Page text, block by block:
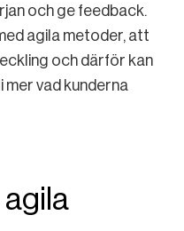
och ge feedback.
agila metoder, att
och därför kan
vad kunderna